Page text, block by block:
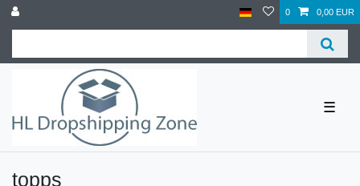
0 0,00 EUR
☰
topps